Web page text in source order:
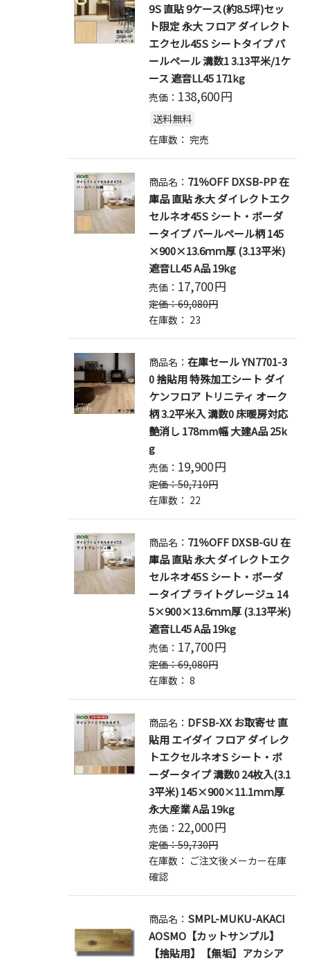
9S 直貼 9ケース(約8.5坪)セッ
ト限定 永大 フロア ダイレクト
エクセル45S シートタイプ パ
ールペール 溝数1 3.13平米/1ケ
ース 遮音LL45 171kg
売価： 138,600円
送料無料
在庫数： 完売
商品名： 71％OFF DXSB-PP 在
庫品 直貼 永大 ダイレクトエク
セルネオ45S シート・ボーダ
ータイプ パールペール柄 145
×900×13.6ｍｍ厚 (3.13平米)
遮音LL45 A品 19kg
売価： 17,700円
定価：69,080円
在庫数： 23
商品名：在庫セール YN7701-3
0 捨貼用 特殊加工シート ダイ
ケンフロア トリニティ オーク
柄 3.2平米入 溝数0 床暖房対応
艶消し 178mm幅 大建A品 25k
g
売価： 19,900円
定価：50,710円
在庫数： 22
商品名： 71％OFF DXSB-GU 在
庫品 直貼 永大 ダイレクトエク
セルネオ45S シート・ボーダ
ータイプ ライトグレージュ 14
5×900×13.6ｍｍ厚 (3.13平米)
遮音LL45 A品 19kg
売価： 17,700円
定価：69,080円
在庫数： 8
商品名： DFSB-XX お取寄せ 直
貼用 エイダイ フロア ダイレク
トエクセルネオS シート・ボ
ーダータイプ 溝数0 24枚入(3.1
3平米) 145×900×11.1ｍｍ厚
永大産業 A品 19kg
売価： 22,000円
定価：59,730円
在庫数： ご注文後メーカー在庫
確認
商品名： SMPL-MUKU-AKACI
AOSMO【カットサンプル】
【捨貼用】【無垢】アカシア